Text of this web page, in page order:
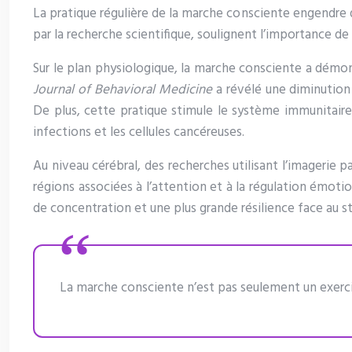
La pratique régulière de la marche consciente
par la recherche scientifique, soulignent l’importance
Sur le plan physiologique, la marche consciente a
Journal of Behavioral Medicinea révélé une
De plus, cette pratique stimule le système
infections et les cellules cancéreuses.
Au niveau cérébral, des recherches utilisant
régions associées à l’attention et à la régulation
de concentration et une plus grande résilience face au
La marche consciente n’est pas seulement un